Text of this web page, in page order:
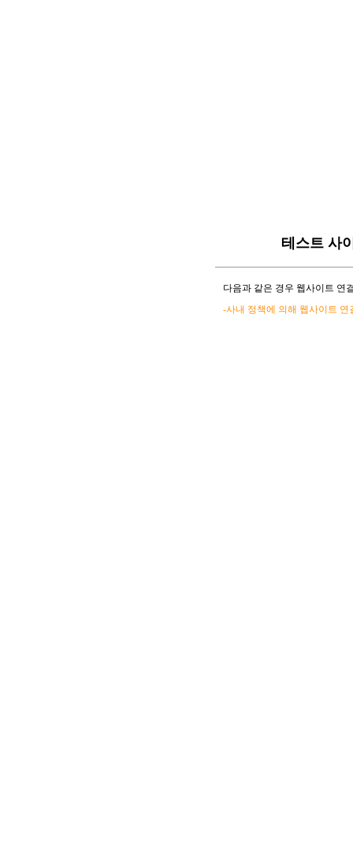
테스트 사
다음과 같은 경우 웹사이트 연
-사내 정책에 의해 웹사이트